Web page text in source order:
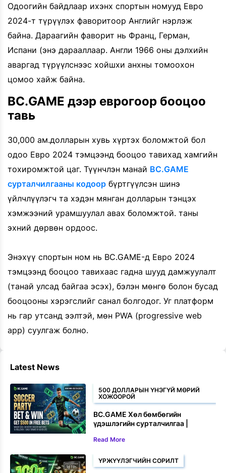
Одоогийн байдлаар ихэнх спортын номууд Евро
2024-т түрүүлэх фаворитоор Английг нэрлэж
байна. Дараагийн фаворит нь Франц, Герман,
Испани (энэ дарааллаар. Англи 1966 оны дэлхийн
аваргад түрүүлснээс хойшхи анхны томоохон
цомоо хайж байна.
BC.GAME дээр еврогоор бооцоо
тавь
30,000 ам.долларын хувь хүртэх боломжтой бол
одоо Евро 2024 тэмцээнд бооцоо тавихад хамгийн
тохиромжтой цаг. Түүнчлэн манай BC.GAME
сурталчилгааны кодоор бүртгүүлсэн шинэ
үйлчлүүлэгч та хэдэн мянган долларын тэнцэх
хэмжээний урамшуулал авах боломжтой. таны
эхний дөрвөн ордоос.
Энэхүү спортын ном нь BC.GAME-д Евро 2024
тэмцээнд бооцоо тавихаас гадна шууд дамжуулалт
(танай улсад байгаа эсэх), бэлэн мөнгө болон бусад
бооцооны хэрэгслийг санал болгодог. Уг платформ
нь гар утсанд ээлтэй, мөн PWA (progressive web
app) суулгаж болно.
Latest News
500 ДОЛЛАРЫН ҮНЭГҮЙ МӨРИЙ
ХОЖООРОЙ
BC.GAME Хөл бөмбөгийн
үдэшлэгийн сурталчилгаа |
үнэгүй бооцоо хожоорой
Read More
ҮРЖҮҮЛЭГЧИЙН СОРИЛТ